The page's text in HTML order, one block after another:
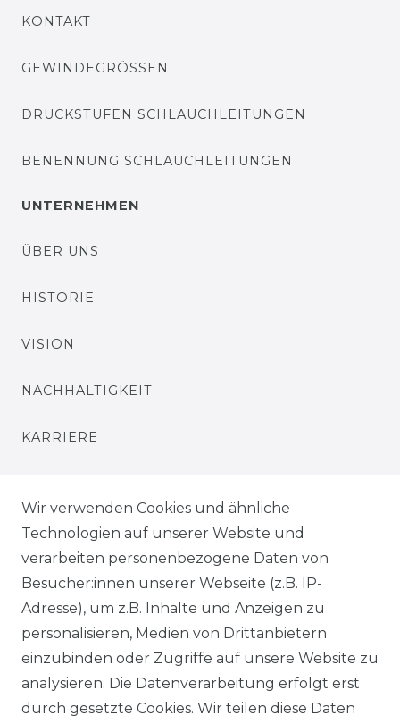
KONTAKT
GEWINDEGRÖSSEN
DRUCKSTUFEN SCHLAUCHLEITUNGEN
BENENNUNG SCHLAUCHLEITUNGEN
UNTERNEHMEN
ÜBER UNS
HISTORIE
VISION
NACHHALTIGKEIT
KARRIERE
BLOG
VORTEILE
☛ TOP Marken – TOP Qualität
Wir verwenden Cookies und ähnliche
Technologien auf unserer Website und
verarbeiten personenbezogene Daten von
Besucher:innen unserer Webseite (z.B. IP-
Adresse), um z.B. Inhalte und Anzeigen zu
personalisieren, Medien von Drittanbietern
einzubinden oder Zugriffe auf unsere Website zu
analysieren. Die Datenverarbeitung erfolgt erst
durch gesetzte Cookies. Wir teilen diese Daten